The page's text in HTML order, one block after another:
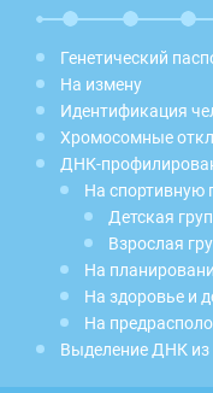
Генетический
На измену
Идентификация
Хромосомные
ДНК-
На спортивную
Детская
Взрослая
На
На здоровье и
На
Выделение ДНК из